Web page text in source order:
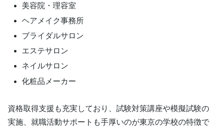
美容院・理容室
ヘアメイク事務所
ブライダルサロン
エステサロン
ネイルサロン
化粧品メーカー
資格取得支援も充実しており、試験対策講座や模擬試験の
実施、就職活動サポートも手厚いのが東京の学校の特徴で